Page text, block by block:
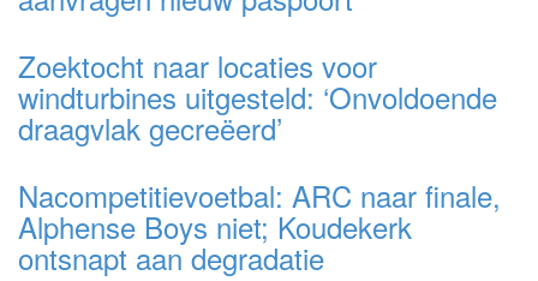
Zoektocht naar locaties voor
windturbines uitgesteld: ‘Onvoldoende
draagvlak gecreëerd’
Nacompetitievoetbal: ARC naar finale,
Alphense Boys niet; Koudekerk
ontsnapt aan degradatie